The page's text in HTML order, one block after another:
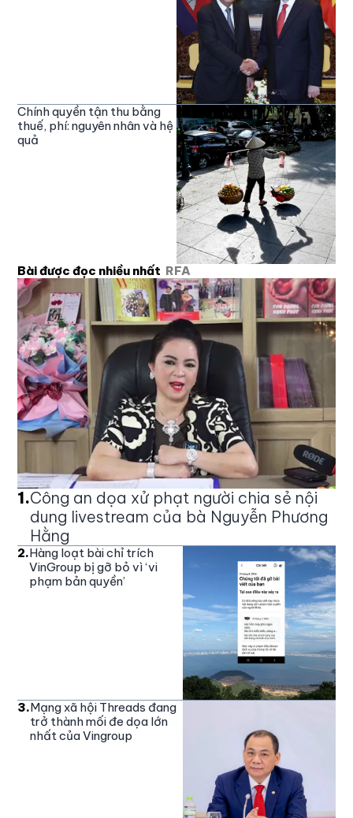
Chính quyền tận thu bằng
thuế, phí: nguyên nhân và hệ
quả
Bài được đọc nhiều nhất RFA
1.Công an dọa xử phạt người chia sẻ nội
dung livestream của bà Nguyễn Phương
Hằng
2.Hàng loạt bài chỉ trích
VinGroup bị gỡ bỏ vì ‘vi
phạm bản quyền’
3.Mạng xã hội Threads đang
trở thành mối đe dọa lớn
nhất của Vingroup